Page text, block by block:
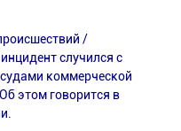
/
случился с
коммерческой
этом говорится в